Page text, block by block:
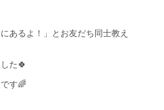
あるよ！」とお友だち同士教え
た🍀
す🌈